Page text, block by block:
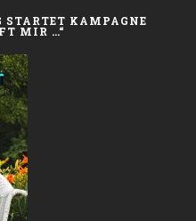
KAMPAGNE
MIR …“